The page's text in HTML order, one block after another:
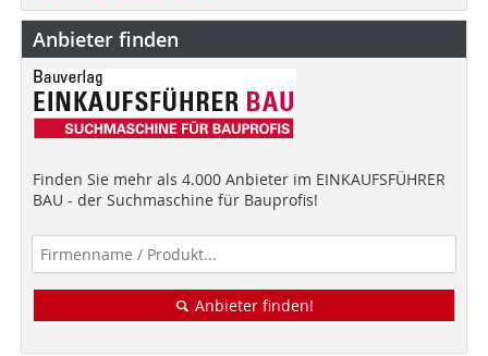
Anbieter finden
Finden Sie mehr als 4.000 Anbieter im EINKAUFSFÜHRER
BAU - der Suchmaschine für Bauprofis!
Anbieter finden!